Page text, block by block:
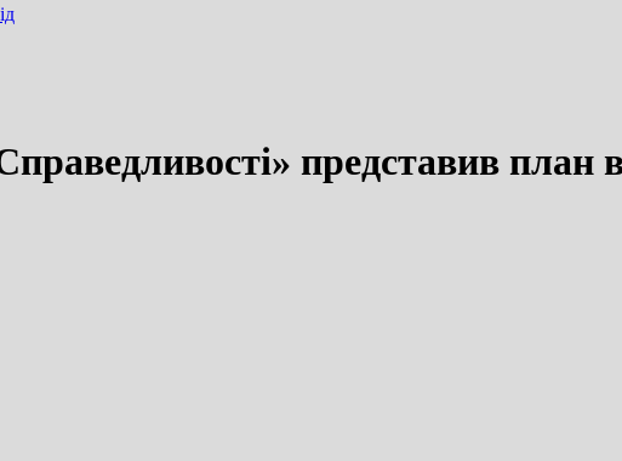
представив план